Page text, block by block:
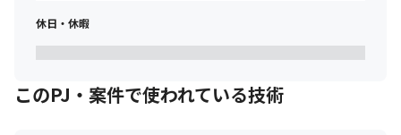
休日・休暇
このPJ・案件で使われている技術